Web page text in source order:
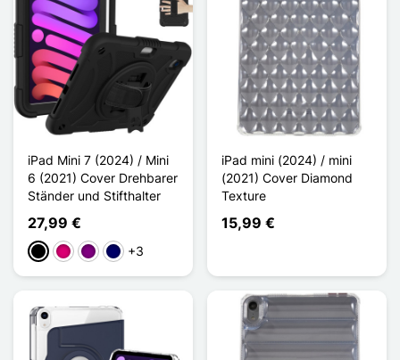
iPad Mini 7 (2024) / Mini
6 (2021) Cover Drehbarer
Ständer und Stifthalter
27,99 €
SchwarzMagenta
ViolettMarineblau
+3
iPad mini (2024) / mini
(2021) Cover Diamond
Texture
15,99 €